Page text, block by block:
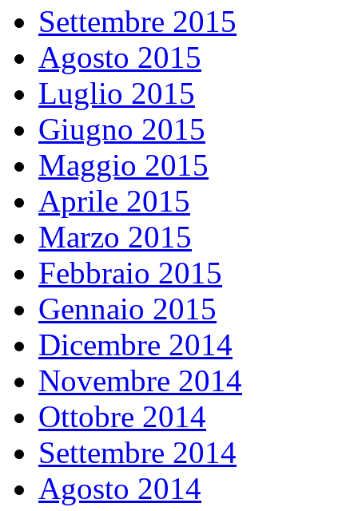
Settembre 2015
Agosto 2015
Luglio 2015
Giugno 2015
Maggio 2015
Aprile 2015
Marzo 2015
Febbraio 2015
Gennaio 2015
Dicembre 2014
Novembre 2014
Ottobre 2014
Settembre 2014
Agosto 2014